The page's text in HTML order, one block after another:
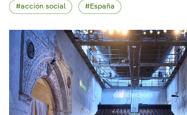
acción social España